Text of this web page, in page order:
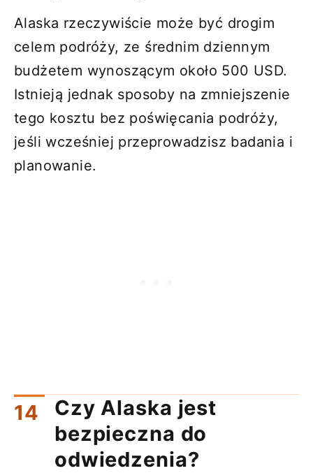
Alaska rzeczywiście może być drogim
celem podróży, ze średnim dziennym
budżetem wynoszącym około 500 USD.
Istnieją jednak sposoby na zmniejszenie
tego kosztu bez poświęcania podróży,
jeśli wcześniej przeprowadzisz badania i
planowanie.
Czy Alaska jest
bezpieczna do
odwiedzenia?